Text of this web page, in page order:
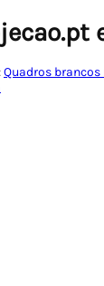
Quadros